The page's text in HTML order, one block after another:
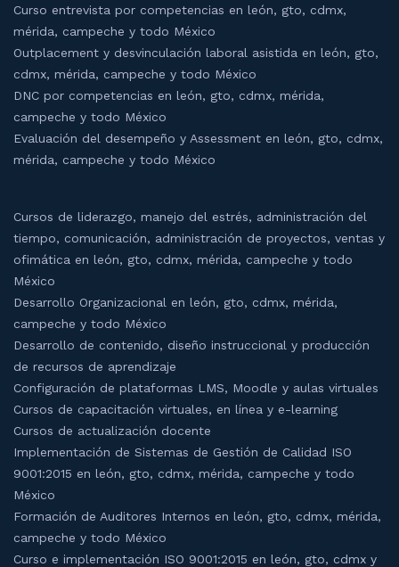
Curso entrevista por competencias en león, gto, cdmx,
mérida, campeche y todo México
Outplacement y desvinculación laboral asistida en león, gto,
cdmx, mérida, campeche y todo México
DNC por competencias en león, gto, cdmx, mérida,
campeche y todo México
Evaluación del desempeño y Assessment en león, gto, cdmx,
mérida, campeche y todo México
Cursos de liderazgo, manejo del estrés, administración del
tiempo, comunicación, administración de proyectos, ventas y
ofimática en león, gto, cdmx, mérida, campeche y todo
México
Desarrollo Organizacional en león, gto, cdmx, mérida,
campeche y todo México
Desarrollo de contenido, diseño instruccional y producción
de recursos de aprendizaje
Configuración de plataformas LMS, Moodle y aulas virtuales
Cursos de capacitación virtuales, en línea y e-learning
Cursos de actualización docente
Implementación de Sistemas de Gestión de Calidad ISO
9001:2015 en león, gto, cdmx, mérida, campeche y todo
México
Formación de Auditores Internos en león, gto, cdmx, mérida,
campeche y todo México
Curso e implementación ISO 9001:2015 en león, gto, cdmx y